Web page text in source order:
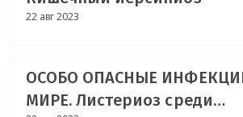
22 авг 2023
ОСОБО ОПАСНЫЕ
МИРЕ. Листериоз среди